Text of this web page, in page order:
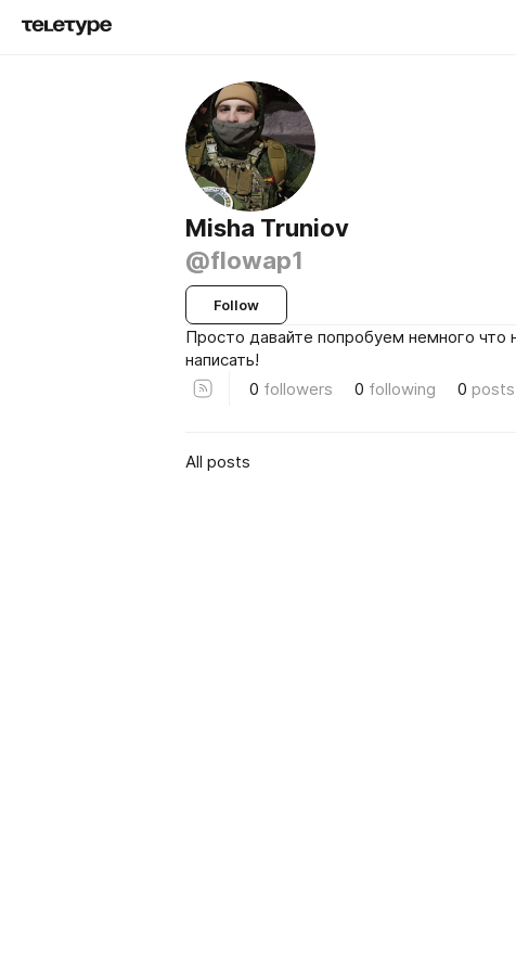
Misha Truniov
@flowap1
Follow
Просто давайте попробуем немного что
написать!
0 followers 0 following 0 posts
All posts